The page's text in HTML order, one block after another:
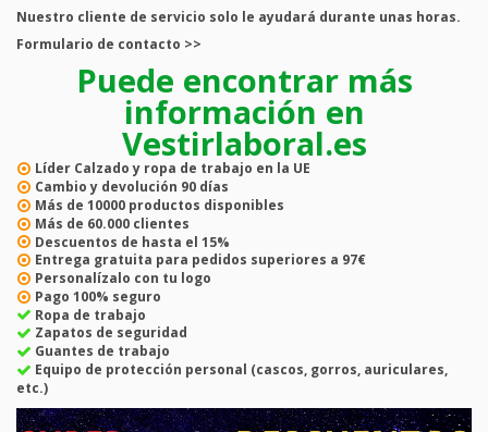
Nuestro cliente de servicio solo le ayudará durante unas horas.
Formulario de contacto >>
Puede encontrar más
información en
Vestirlaboral.es
Líder Calzado y ropa de trabajo en la UE
Cambio y devolución 90 días
Más de 10000 productos disponibles
Más de 60.000 clientes
Descuentos de hasta el 15%
Entrega gratuita para pedidos superiores a 97€
Personalízalo con tu logo
Pago 100% seguro
Ropa de trabajo
Zapatos de seguridad
Guantes de trabajo
Equipo de protección personal (cascos, gorros, auriculares,
etc.)